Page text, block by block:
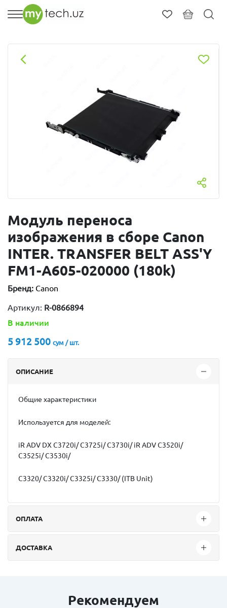
Модуль переноса
изображения в сборе Canon
INTER. TRANSFER BELT ASS'Y
FM1-A605-020000 (180k)
Бренд: Canon
Артикул: R-0866894
В наличии
5 912 500 сум / шт.
ОПИСАНИЕ
Общие характеристики
Используется для моделей:
iR ADV DX C3720i/ C3725i/ C3730i/ iR ADV C3520i/
C3525i/ C3530i/
C3320/ C3320i/ C3325i/ C3330/ (ITB Unit)
ОПЛАТА
ДОСТАВКА
Рекомендуем